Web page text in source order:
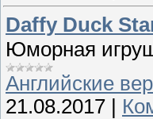
Daffy Duck
Юморная
Английские
21.08.2017